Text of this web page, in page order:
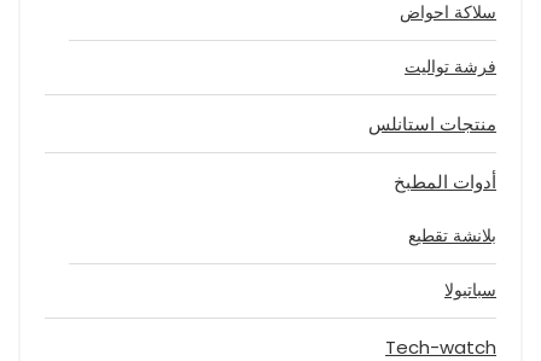
سلاكة احواض
فرشة تواليت
منتجات استانلس
أدوات المطبخ
بلانشة تقطيع
سباتيولا
Tech-watch